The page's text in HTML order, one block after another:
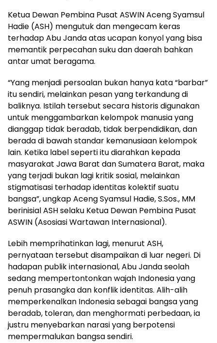
Ketua Dewan Pembina Pusat ASWIN Aceng Syamsul
Hadie (ASH) mengutuk dan mengecam keras
terhadap Abu Janda atas ucapan konyol yang bisa
memantik perpecahan suku dan daerah bahkan
antar umat beragama.
“Yang menjadi persoalan bukan hanya kata “barbar”
itu sendiri, melainkan pesan yang terkandung di
baliknya. Istilah tersebut secara historis digunakan
untuk menggambarkan kelompok manusia yang
dianggap tidak beradab, tidak berpendidikan, dan
berada di bawah standar kemanusiaan kelompok
lain. Ketika label seperti itu diarahkan kepada
masyarakat Jawa Barat dan Sumatera Barat, maka
yang terjadi bukan lagi kritik sosial, melainkan
stigmatisasi terhadap identitas kolektif suatu
bangsa”, ungkap Aceng Syamsul Hadie, S.Sos., MM
berinisial ASH selaku Ketua Dewan Pembina Pusat
ASWIN (Asosiasi Wartawan Internasional).
Lebih memprihatinkan lagi, menurut ASH,
pernyataan tersebut disampaikan di luar negeri. Di
hadapan publik internasional, Abu Janda seolah
sedang mempertontonkan wajah Indonesia yang
penuh prasangka dan konflik identitas. Alih-alih
memperkenalkan Indonesia sebagai bangsa yang
beradab, toleran, dan menghormati perbedaan, ia
justru menyebarkan narasi yang berpotensi
mempermalukan bangsa sendiri.